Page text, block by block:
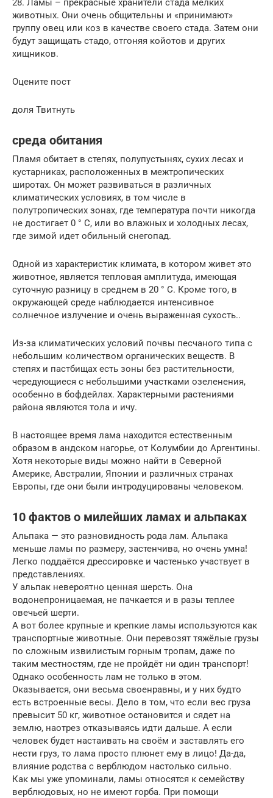
28. Ламы – прекрасные хранители стада мелких
животных. Они очень общительны и «принимают»
группу овец или коз в качестве своего стада. Затем они
будут защищать стадо, отгоняя койотов и других
хищников.
Оцените пост
доля Твитнуть
среда обитания
Пламя обитает в степях, полупустынях, сухих лесах и
кустарниках, расположенных в межтропических
широтах. Он может развиваться в различных
климатических условиях, в том числе в
полутропических зонах, где температура почти никогда
не достигает 0 ° C, или во влажных и холодных лесах,
где зимой идет обильный снегопад.
Одной из характеристик климата, в котором живет это
животное, является тепловая амплитуда, имеющая
суточную разницу в среднем в 20 ° C. Кроме того, в
окружающей среде наблюдается интенсивное
солнечное излучение и очень выраженная сухость..
Из-за климатических условий почвы песчаного типа с
небольшим количеством органических веществ. В
степях и пастбищах есть зоны без растительности,
чередующиеся с небольшими участками озеленения,
особенно в бофдейлах. Характерными растениями
района являются тола и ичу.
В настоящее время лама находится естественным
образом в андском нагорье, от Колумбии до Аргентины.
Хотя некоторые виды можно найти в Северной
Америке, Австралии, Японии и различных странах
Европы, где они были интродуцированы человеком.
10 фактов о милейших ламах и альпаках
Альпака — это разновидность рода лам. Альпака
меньше ламы по размеру, застенчива, но очень умна!
Легко поддаётся дрессировке и частенько участвует в
представлениях.
У альпак невероятно ценная шерсть. Она
водонепроницаемая, не пачкается и в разы теплее
овечьей шерти.
А вот более крупные и крепкие ламы используются как
транспортные животные. Они перевозят тяжёлые грузы
по сложным извилистым горным тропам, даже по
таким местностям, где не пройдёт ни один транспорт!
Однако особенность лам не только в этом.
Оказывается, они весьма своенравны, и у них будто
есть встроенные весы. Дело в том, что если вес груза
превысит 50 кг, животное остановится и сядет на
землю, наотрез отказываясь идти дальше. А если
человек будет настаивать на своём и заставлять его
нести груз, то лама просто плюнет ему в лицо! Да-да,
влияние родства с верблюдом настолько сильно.
Как мы уже упоминали, ламы относятся к семейству
верблюдовых, но не имеют горба. При помощи